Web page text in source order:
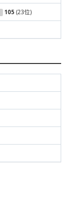
105 (23位)